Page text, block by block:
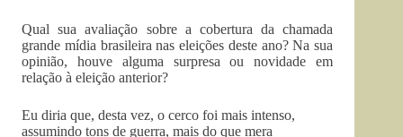
Qual sua avaliação sobre a cobertura da chamada
grande mídia brasileira nas eleições deste ano? Na sua
opinião, houve alguma surpresa ou novidade em
relação à eleição anterior?
Eu diria que, desta vez, o cerco foi mais intenso,
assumindo tons de guerra, mais do que mera